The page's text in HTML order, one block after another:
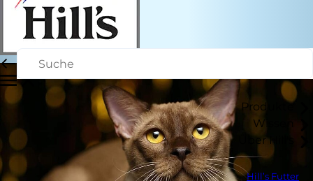
Produkte
Wissen
Über Hill's
Hill’s Futter
Christine O'Brien
Dezember 09, 2016